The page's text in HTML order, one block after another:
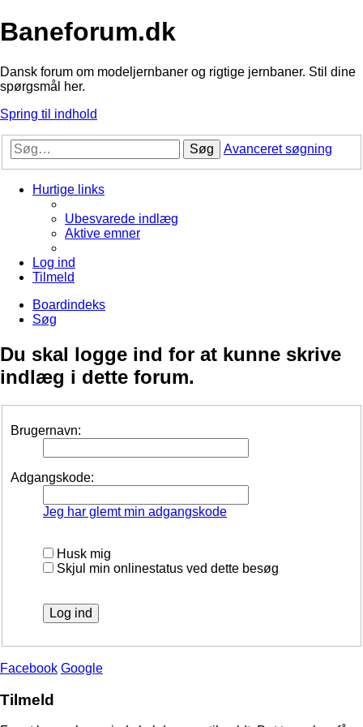
Baneforum.dk
Dansk forum om modeljernbaner og rigtige jernbaner. Stil dine
spørgsmål her.
Spring til indhold
Søg Avanceret søgning
Hurtige links
Ubesvarede indlæg
Aktive emner
Log ind
Tilmeld
Boardindeks
Søg
Du skal logge ind for at kunne skrive
indlæg i dette forum.
Brugernavn:
Adgangskode:
Jeg har glemt min adgangskode
Husk mig
Skjul min onlinestatus ved dette besøg
Facebook Google
Tilmeld